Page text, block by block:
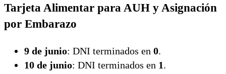
Tarjeta Alimentar para AUH y Asignación
por Embarazo
9 de junio: DNI terminados en 0.
10 de junio: DNI terminados en 1.